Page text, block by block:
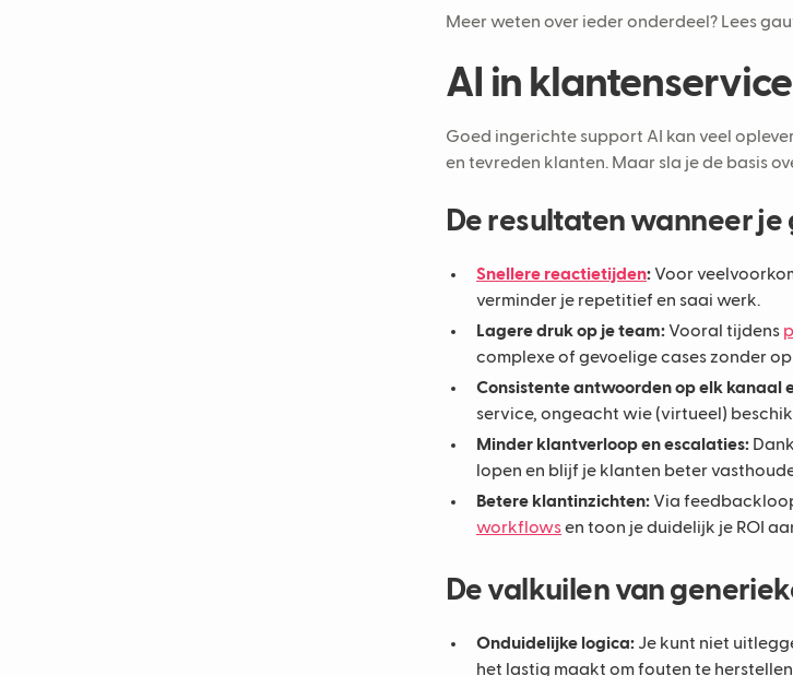
Meer weten over ieder onderdeel? Lees
AI in
Goed ingerichte support AI kan veel
en tevreden klanten. Maar sla je de basis
De resultaten wanneer je
Snellere reactietijden: Voor
verminder je repetitief en saai werk.
Lagere druk op je team: Vooral tijdens
complexe of gevoelige cases zonder
Consistente antwoorden op elk kanaal
service, ongeacht wie (virtueel)
Minder klantverloop en escalaties:
lopen en blijf je klanten beter
Betere klantinzichten: Via
workflowsen toon je duidelijk je ROI
De valkuilen van
Onduidelijke logica: Je kunt niet
het lastig maakt om fouten te